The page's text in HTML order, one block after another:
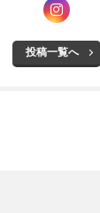
投稿一覧へ